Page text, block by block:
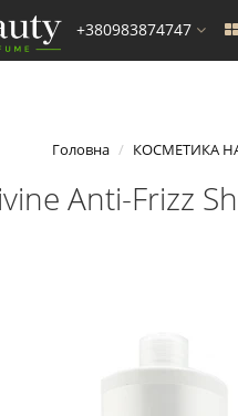
+380983874747
Головна КОСМЕТИКА
Anti-Frizz